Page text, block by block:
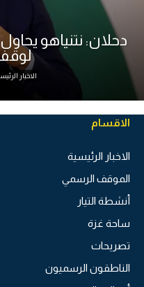
دحلان: نتنياهو
الاخبار
الاقسام
الاخبار الرئيسية
الموقف الرسمي
أنشطة التيار
ساحة غزة
تصريحات
الناطقون الرسميون